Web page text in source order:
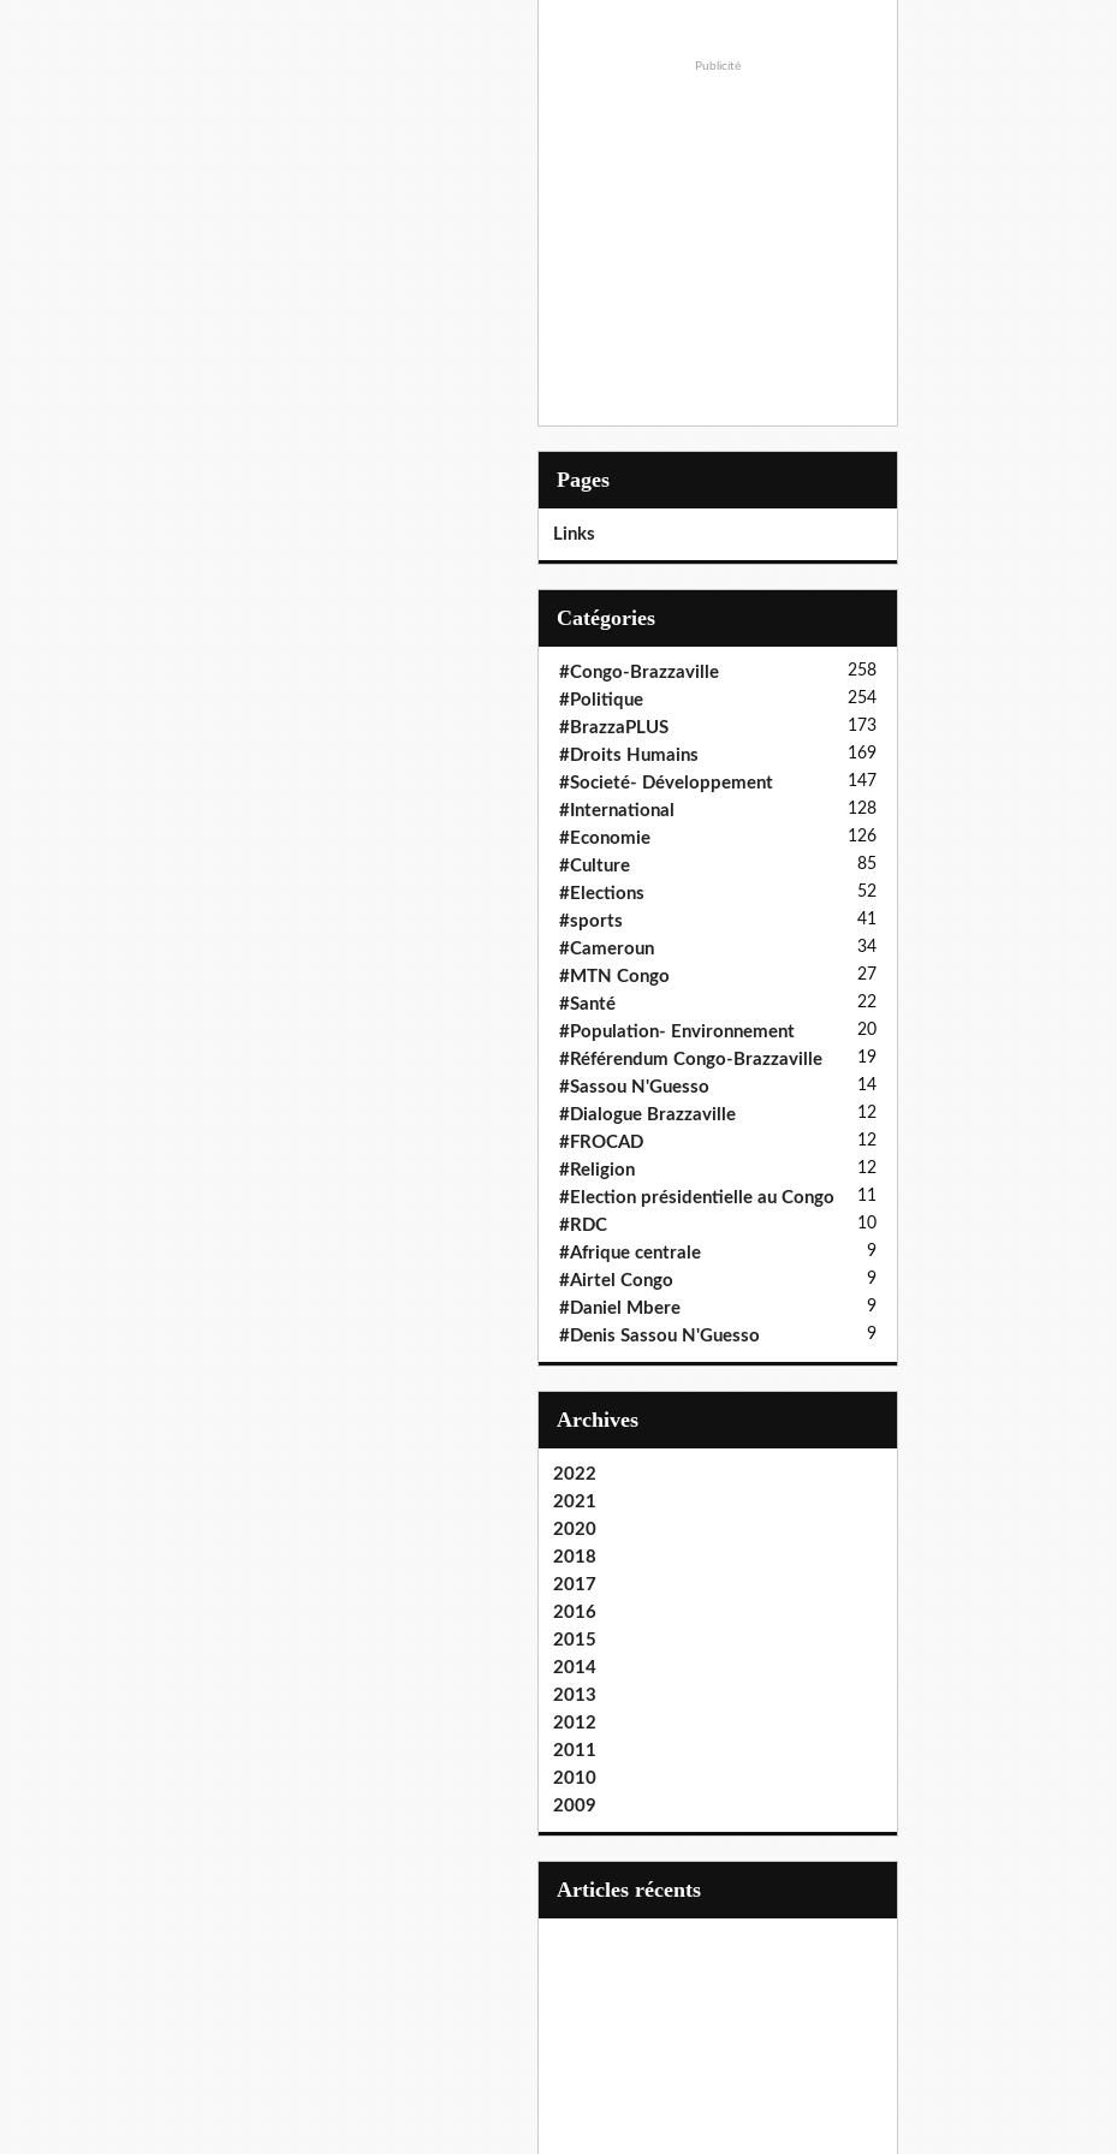
Publicité
Pages
Links
Catégories
#Congo-Brazzaville 258
#Politique 254
#BrazzaPLUS 173
#Droits Humains 169
#Societé- Développement 147
#International 128
#Economie 126
#Culture 85
#Elections 52
#sports 41
#Cameroun 34
#MTN Congo 27
#Santé 22
#Population- Environnement 20
#Référendum Congo-Brazzaville 19
#Sassou N'Guesso 14
#Dialogue Brazzaville 12
#FROCAD 12
#Religion 12
#Election présidentielle au Congo 11
#RDC 10
#Afrique centrale 9
#Airtel Congo 9
#Daniel Mbere 9
#Denis Sassou N'Guesso 9
Archives
2022
2021
2020
2018
2017
2016
2015
2014
2013
2012
2011
2010
2009
articles récents